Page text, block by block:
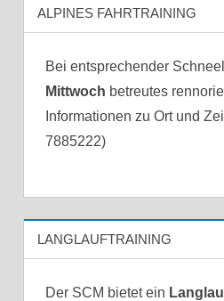
ALPINES FAHRTRAINING
Bei entsprechender
Mittwoch betreutes
Informationen zu Ort und
7885222)
LANGLAUFTRAINING
Der SCM bietet ein